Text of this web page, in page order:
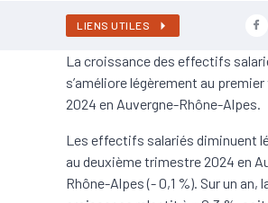
LIENS UTILES
La croissance des effectifs
s’améliore légèrement au
2024 en Auvergne-Rhône-Alpes.
Les effectifs salariés diminuent
au deuxième trimestre 2024 en
Rhône-Alpes (- 0,1 %). Sur un an,